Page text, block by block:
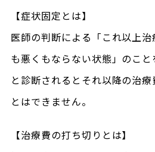
【症状固定とは】
医師の判断による「これ以上治
も悪くもならない状態」のこ
と診断されるとそれ以降の治
とはできません。
【治療費の打ち切りとは】